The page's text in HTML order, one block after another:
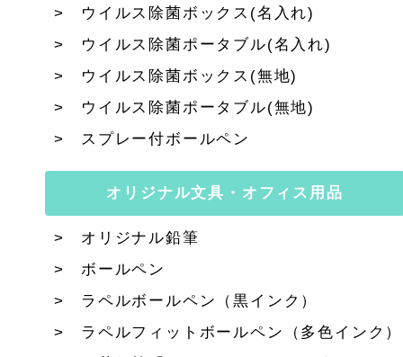
ウイルス除菌ボックス(名入れ)
ウイルス除菌ポータブル(名入れ)
ウイルス除菌ボックス(無地)
ウイルス除菌ポータブル(無地)
スプレー付ボールペン
オリジナル文具・オフィス用品
オリジナル鉛筆
ボールペン
ラペルボールペン（黒インク）
ラペルフィットボールペン（多色インク）